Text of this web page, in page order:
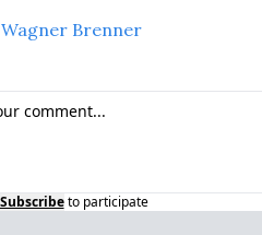
Wagner Brenner
Subscribe to participate